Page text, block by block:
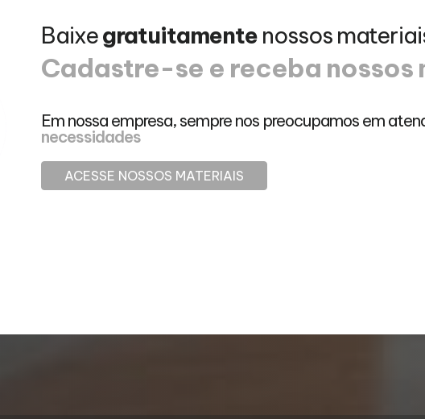
Baixegratuitamente nossos
Cadastre-se e receba nossos
Em nossa empresa, sempre nos preocupamos em
necessidades
ACESSE NOSSOS MATERIAIS